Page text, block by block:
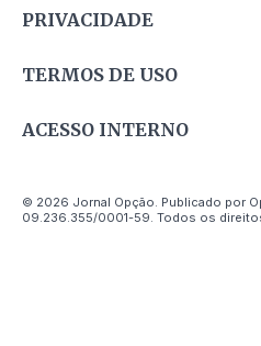
PRIVACIDADE
TERMOS DE USO
ACESSO INTERNO
© 2026 Jornal Opção. Publicado por
09.236.355/0001-59. Todos os